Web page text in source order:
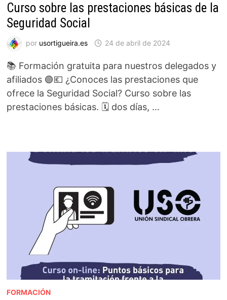
Curso sobre las prestaciones básicas de la
Seguridad Social
por usortigueira.es 24 de abril de 2024
📚 Formación gratuita para nuestros delegados y
afiliados 🟢💶 ¿Conoces las prestaciones que
ofrece la Seguridad Social? Curso sobre las
prestaciones básicas. 🗓️ dos días, …
FORMACIÓN